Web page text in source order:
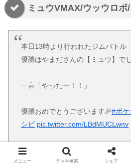
ミュウVMAX/ウッウロ
本日13時より行われたジムバトル
優勝はやまださんの【ミュウ】で
一言「やったー！！」
優勝おめでとうございます🎉#ポケ
シピ pic.twitter.com/LBdMUCLwnv
— トイニティ長岡店 (@toynity3)
メニュー デッキ検索 シェア